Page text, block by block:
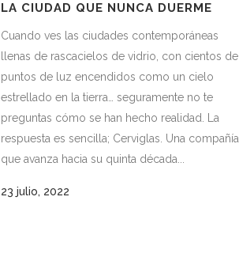
LA CIUDAD QUE NUNCA DUERME
Cuando ves las ciudades contemporáneas
llenas de rascacielos de vidrio, con cientos de
puntos de luz encendidos como un cielo
estrellado en la tierra… seguramente no te
preguntas cómo se han hecho realidad. La
respuesta es sencilla; Cerviglas. Una compañía
que avanza hacia su quinta década...
23 julio, 2022